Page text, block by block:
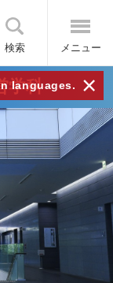
検索 メニュー
languages. ×
学科